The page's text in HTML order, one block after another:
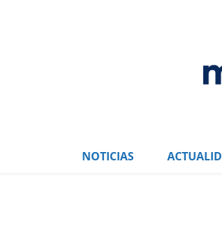
NOTICIAS